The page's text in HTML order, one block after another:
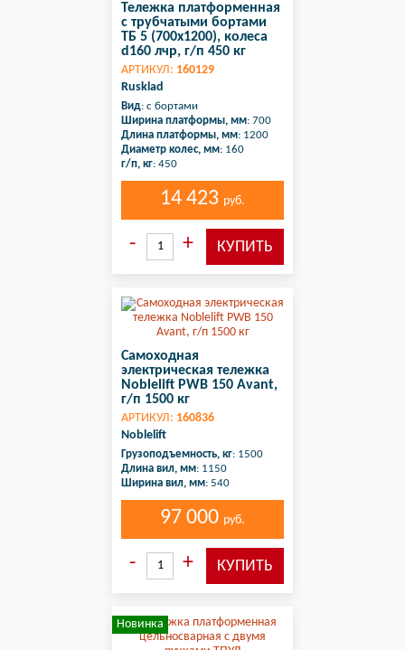
Тележка платформенная
с трубчатыми бортами
ТБ 5 (700х1200), колеса
d160 лчр, г/п 450 кг
АРТИКУЛ: 160129
Rusklad
Вид: с бортами
Ширина платформы, мм: 700
Длина платформы, мм: 1200
Диаметр колес, мм: 160
г/п, кг: 450
14 423 руб.
Самоходная
электрическая тележка
Noblelift PWB 150 Avant,
г/п 1500 кг
АРТИКУЛ: 160836
Noblelift
Грузоподъемность, кг: 1500
Длина вил, мм: 1150
Ширина вил, мм: 540
97 000 руб.
Новинка